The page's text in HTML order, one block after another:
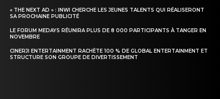
« THE NEXT AD » : INWI CHERCHE LES JEUNES TALENTS QUI RÉALISERONT
SA PROCHAINE PUBLICITÉ
LE FORUM MEDAYS RÉUNIRA PLUS DE 8 000 PARTICIPANTS À TANGER EN
NOVEMBRE
CINERJI ENTERTAINMENT RACHÈTE 100 % DE GLOBAL ENTERTAINMENT ET
STRUCTURE SON GROUPE DE DIVERTISSEMENT